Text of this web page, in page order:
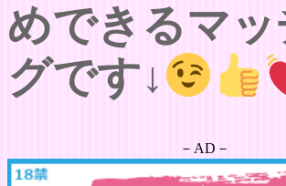
めできるマッ
グです↓
－AD－